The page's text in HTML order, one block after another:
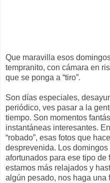
Que maravilla esos
tempranito, con cámara en
que se ponga a “tiro”.
Son días especiales,
periódico, ves pasar a la
tiempo. Son momentos
instantáneas interesantes.
“robado”, esas fotos que
desprevenida. Los
afortunados para ese tipo de
estamos más relajados y
algún pesado, nos haga una